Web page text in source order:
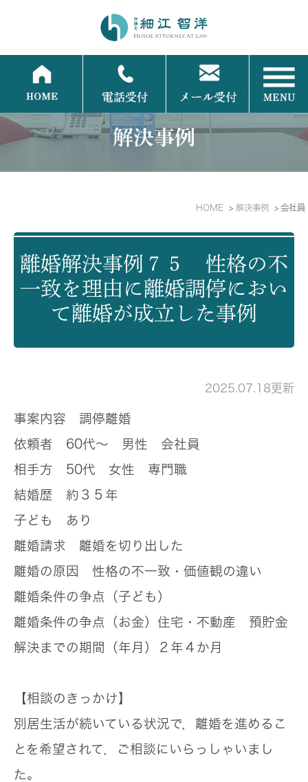
解決事例
HOME 解決事例 会社員
離婚解決事例７５ 性格の不
一致を理由に離婚調停におい
て離婚が成立した事例
2025.07.18更新
事案内容 調停離婚
依頼者 60代～ 男性 会社員
相手方 50代 女性 専門職
結婚歴 約３５年
子ども あり
離婚請求 離婚を切り出した
離婚の原因 性格の不一致・価値観の違い
離婚条件の争点（子ども）
離婚条件の争点（お金） 住宅・不動産 預貯金
解決までの期間（年月） ２年４か月
【相談のきっかけ】
別居生活が続いている状況で，離婚を進めるこ
とを希望されて，ご相談にいらっしゃいまし
た。